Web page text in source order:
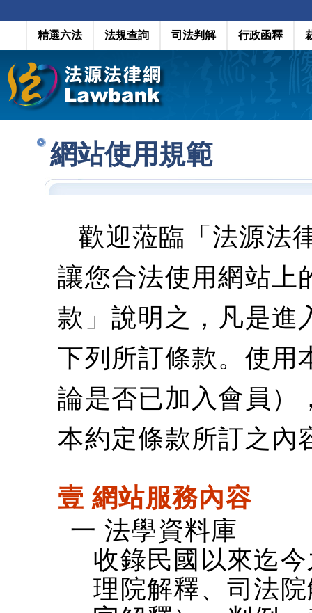
精選六法 法規查詢 司法判解 行政函釋
網站使用規範
歡迎蒞臨「法源法
讓您合法使用網站上
款」說明之，凡是進
下列所訂條款。使用
論是否已加入會員）
本約定條款所訂之內
壹 網站服務內容
一 法學資料庫
收錄民國以來迄
理院解釋、司法